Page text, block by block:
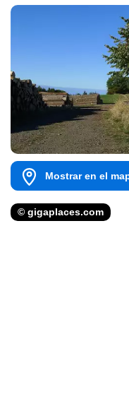
Mostrar en el
© gigaplaces.com